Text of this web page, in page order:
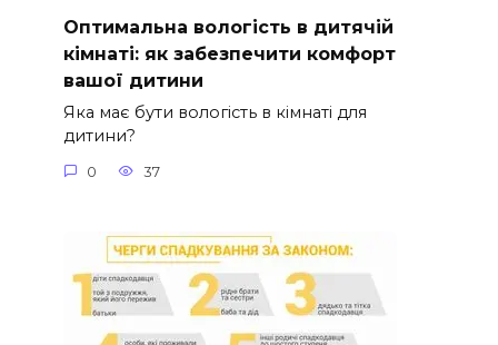
Оптимальна вологість в дитячій
кімнаті: як забезпечити комфорт
вашої дитини
Яка має бути вологість в кімнаті для
дитини?
0 37